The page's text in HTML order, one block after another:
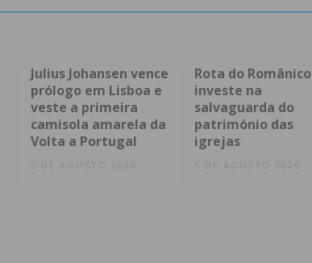
Julius Johansen vence
prólogo em Lisboa e
veste a primeira
camisola amarela da
Volta a Portugal
5 DE AGOSTO 2026
Rota do Românico
investe na
salvaguarda do
património das
igrejas
5 DE AGOSTO 2026